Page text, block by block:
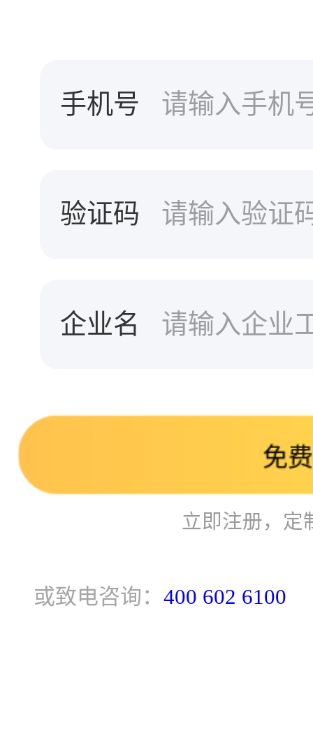
手机号
验证码
企业名
免
立即注册，定
或致电咨询： 400 602 6100